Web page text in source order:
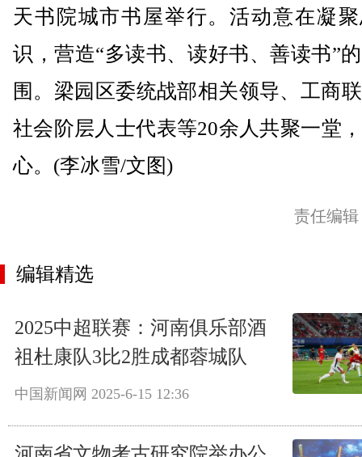
天书院城市书屋举行。活动意在凝
识，营造“多读书、读好书、善读书”
围。梁园区委统战部相关领导、工商
社会阶层人士代表等20余人共聚一堂
心。(李冰雪/文图)
责任编
编辑精选
2025中超联赛：河南俱乐部酒
祖杜康队3比2胜成都蓉城队
中国新闻网 2025-6-15 12:36